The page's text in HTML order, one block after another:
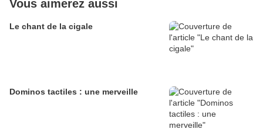
Vous aimerez aussi
Le chant de la cigale
Dominos tactiles : une merveille